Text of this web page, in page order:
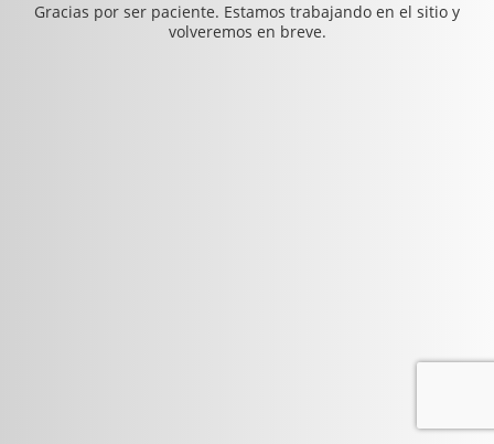
Gracias por ser paciente. Estamos trabajando en el sitio y
volveremos en breve.